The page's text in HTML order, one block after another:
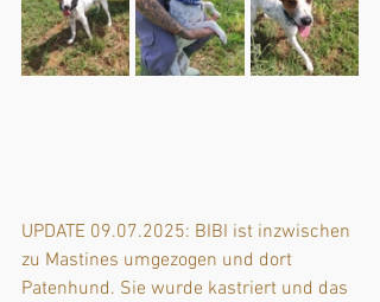
UPDATE 09.07.2025: BIBI ist inzwischen
zu Mastines umgezogen und dort
Patenhund. Sie wurde kastriert und das